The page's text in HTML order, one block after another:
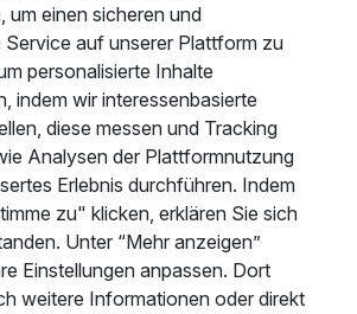
p.P. ab2.586,00 €
á la carte von 10:30 Uhr - 14:00
von 12:30 Uhr - 14:00 Uhr
am Mittag 13:00 Uhr - 14:30 Uhr
Nachmittag 15:00 - 16:30 Uhr
18:30 Uhr - 21:00 Uhr
Uhr - 18:30 Uhr)
Laguna Spa Außenpool, 2
um einen sicheren und
Service auf unserer Plattform zu
personalisierte Inhalte
indem wir interessenbasierte
diese messen und Tracking
Analysen der Plattformnutzung
Erlebnis durchführen. Indem
zu" klicken, erklären Sie sich
Unter “Mehr anzeigen”
Einstellungen anpassen. Dort
weitere Informationen oder direkt